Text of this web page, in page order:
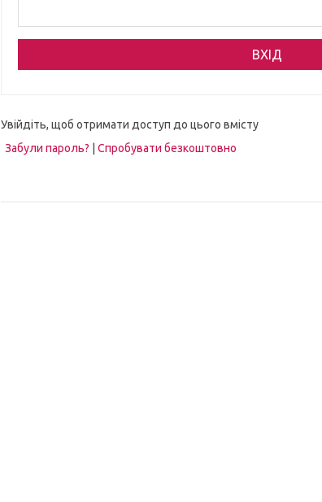
Увійдіть, щоб отримати доступ до цього вмісту
Забули пароль?
Спробувати безкоштовно